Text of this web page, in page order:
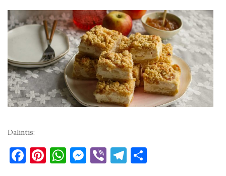
Dalintis:
F Pi W M Vi T